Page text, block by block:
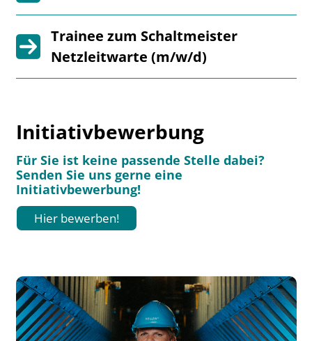
Trainee zum Schaltmeister
Netzleitwarte (m/w/d)
Initiativbewerbung
Für Sie ist keine passende Stelle dabei?
Senden Sie uns gerne eine
Initiativbewerbung!
Hier bewerben!